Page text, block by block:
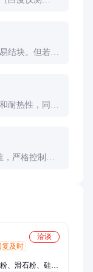
结块。但若储
耐热性，同时
，严格控制重
洽谈
复及时
、滑石粉、硅酸